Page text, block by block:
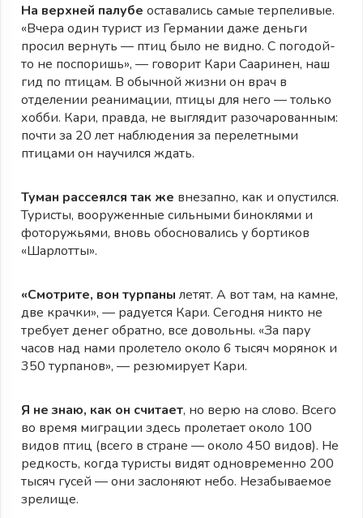
На верхней палубе оставались самые терпеливые.
«Вчера один турист из Германии даже деньги
просил вернуть — птиц было не видно. С погодой-
то не поспоришь», — говорит Кари Сааринен, наш
гид по птицам. В обычной жизни он врач в
отделении реанимации, птицы для него — только
хобби. Кари, правда, не выглядит разочарованным:
почти за 20 лет наблюдения за перелетными
птицами он научился ждать.
Туман рассеялся так же внезапно, как и опустился.
Туристы, вооруженные сильными биноклями и
фоторужьями, вновь обосновались у бортиков
«Шарлотты».
«Смотрите, вон турпаны летят. А вот там, на камне,
две крачки», — радуется Кари. Сегодня никто не
требует денег обратно, все довольны. «За пару
часов над нами пролетело около 6 тысяч морянок и
350 турпанов», — резюмирует Кари.
Я не знаю, как он считает, но верю на слово. Всего
во время миграции здесь пролетает около 100
видов птиц (всего в стране — около 450 видов). Не
редкость, когда туристы видят одновременно 200
тысяч гусей — они заслоняют небо. Незабываемое
зрелище.